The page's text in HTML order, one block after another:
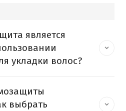
является
укладки волос?
выбрать